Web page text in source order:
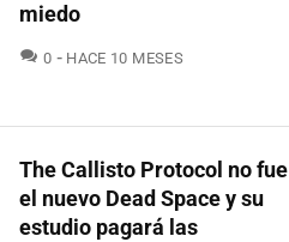
miedo
0 COMENTARIOS
HACE 10 MESES
The Callisto Protocol no fue
el nuevo Dead Space y su
estudio pagará las